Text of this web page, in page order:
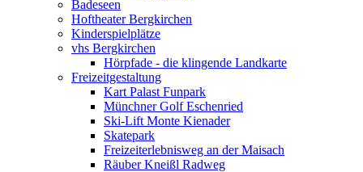
Badeseen
Hoftheater Bergkirchen
Kinderspielplätze
vhs Bergkirchen
Hörpfade - die klingende Landkarte
Freizeitgestaltung
Kart Palast Funpark
Münchner Golf Eschenried
Ski-Lift Monte Kienader
Skatepark
Freizeiterlebnisweg an der Maisach
Räuber Kneißl Radweg